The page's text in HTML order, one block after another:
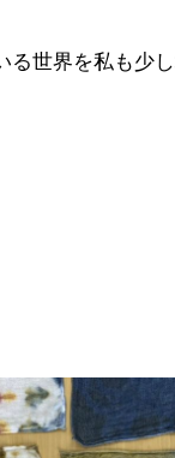
る世界を私も少